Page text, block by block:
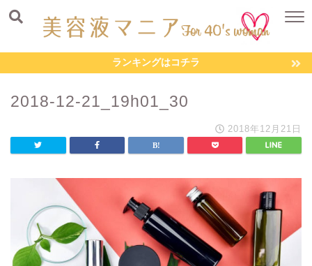
ランキングはコチラ
2018-12-21_19h01_30
2018年12月21日